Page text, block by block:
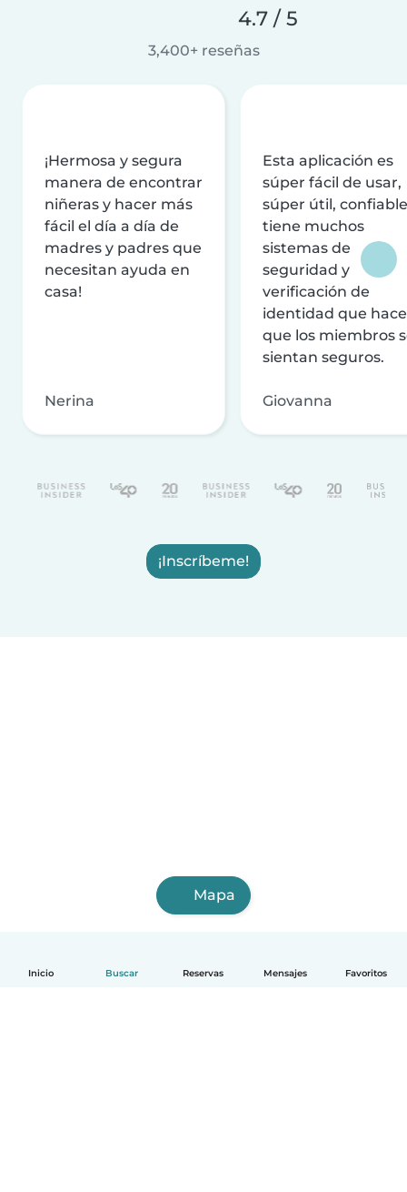
Inicio Buscar Reservas Mensajes Favoritos
4.7 / 5
3,400+ reseñas
¡Hermosa y segura
manera de encontrar
niñeras y hacer más
fácil el día a día de
madres y padres que
necesitan ayuda en
casa!
Nerina
Esta aplicación es
súper fácil de usar,
súper útil,
tiene muchos
sistemas de
seguridad y
verificación de
identidad que
que los miembros
sientan seguros.
Giovanna
¡Inscríbeme!
Mapa